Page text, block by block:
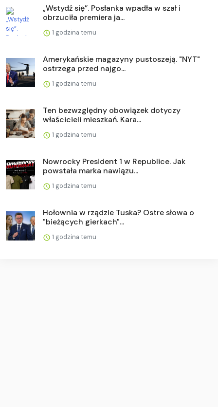
„Wstydź się”. Posłanka wpadła w szał i
obrzuciła premiera ja...
1 godzina temu
Amerykańskie magazyny pustoszeją. "NYT"
ostrzega przed najgo...
1 godzina temu
Ten bezwzględny obowiązek dotyczy
właścicieli mieszkań. Kara...
1 godzina temu
Nowrocky President 1 w Republice. Jak
powstała marka nawiązu...
1 godzina temu
Hołownia w rządzie Tuska? Ostre słowa o
"bieżących gierkach"...
1 godzina temu